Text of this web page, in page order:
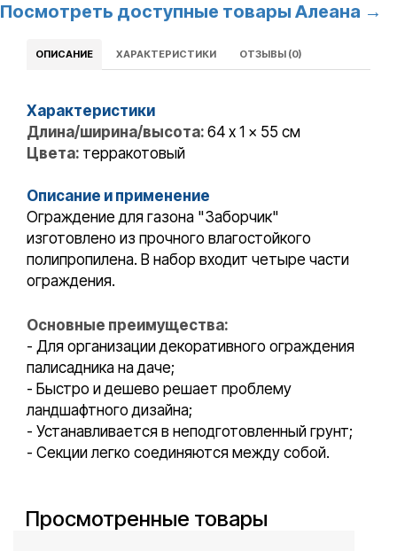
Посмотреть доступные товары Алеана →
ОПИСАНИЕ ХАРАКТЕРИСТИКИ ОТЗЫВЫ (0)
Характеристики
Длина/ширина/высота: 64 x 1 x 55 см
Цвета: терракотовый
Описание и применение
Ограждение для газона "Заборчик"
изготовлено из прочного влагостойкого
полипропилена. В набор входит четыре части
ограждения.
Основные преимущества:
- Для организации декоративного ограждения
палисадника на даче;
- Быстро и дешево решает проблему
ландшафтного дизайна;
- Устанавливается в неподготовленный грунт;
- Секции легко соединяются между собой.
Просмотренные товары